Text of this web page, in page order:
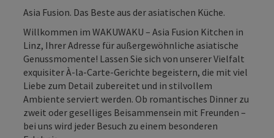
Asia Fusion. Das Beste aus der asiatischen Küche.
Willkommen im WAKUWAKU – Asia Fusion Kitchen in
Linz, Ihrer Adresse für außergewöhnliche asiatische
Genussmomente! Lassen Sie sich von unserer Vielfalt
exquisiter À-la-Carte-Gerichte begeistern, die mit viel
Liebe zum Detail zubereitet und in stilvollem
Ambiente serviert werden. Ob romantisches Dinner zu
zweit oder geselliges Beisammensein mit Freunden –
bei uns wird jeder Besuch zu einem besonderen